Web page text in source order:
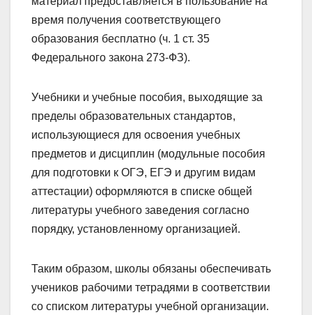
время получения соответствующего
образования бесплатно (ч. 1 ст. 35
Федерального закона 273-ФЗ).
Учебники и учебные пособия, выходящие за
пределы образовательных стандартов,
использующиеся для освоения учебных
предметов и дисциплин (модульные пособия
для подготовки к ОГЭ, ЕГЭ и другим видам
аттестации) оформляются в списке общей
литературы учебного заведения согласно
порядку, установленному организацией.
Таким образом, школы обязаны обеспечивать
учеников рабочими тетрадями в соответствии
со списком литературы учебной организации.